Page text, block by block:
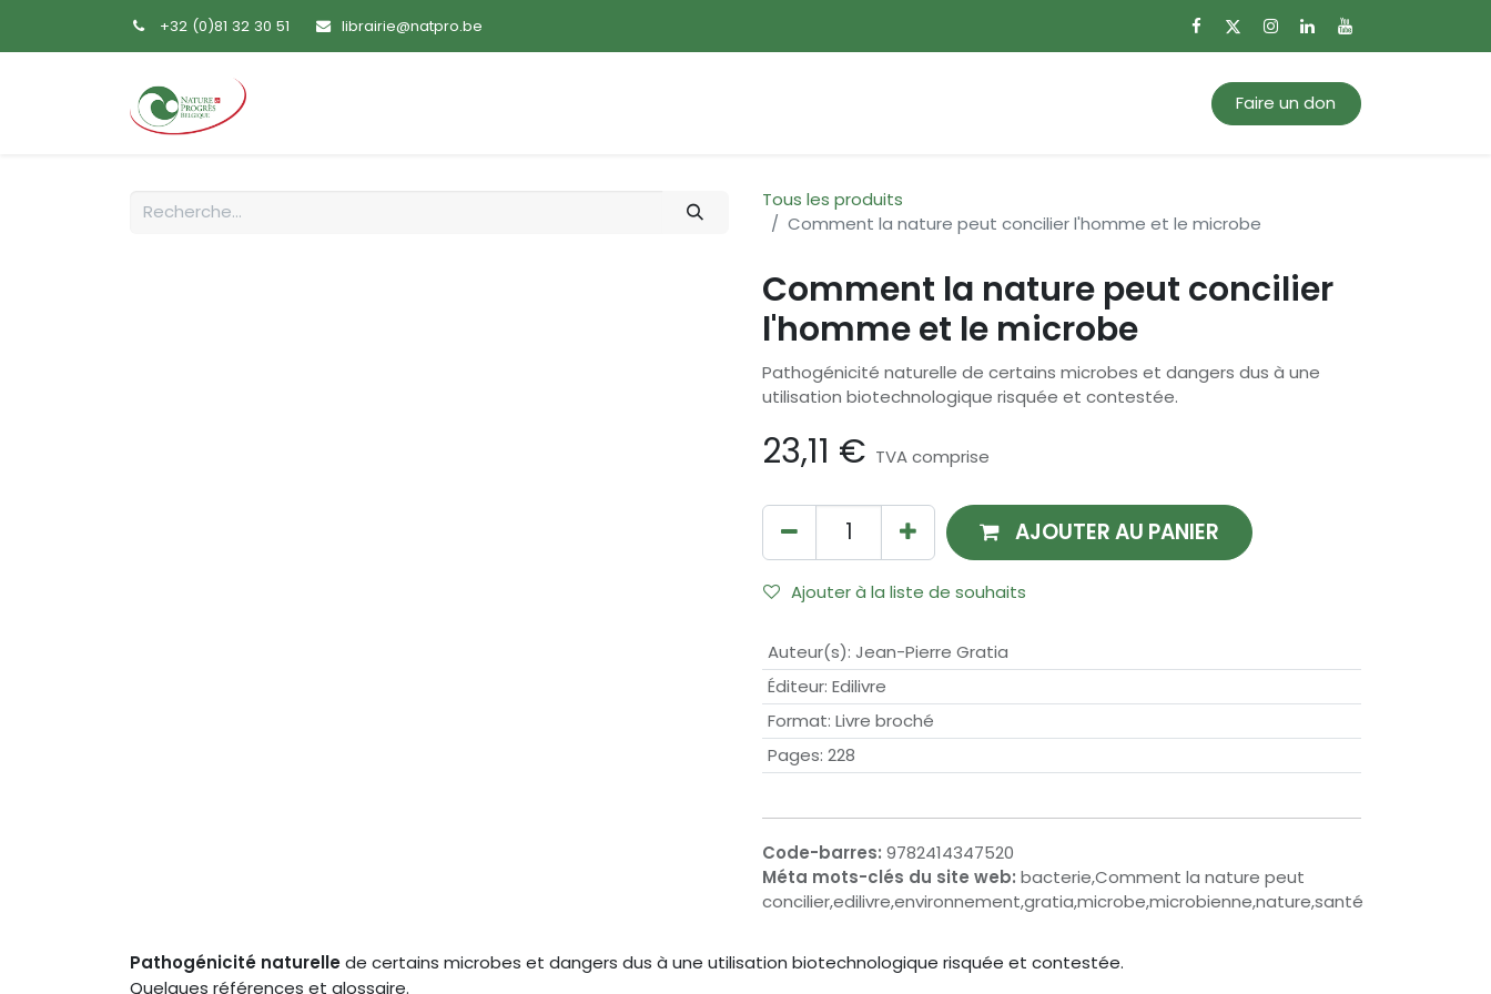
+32 (0)81 32 30 51 librairie@natpro.be
Faire un don
Tous les produits
Comment la nature peut concilier l'homme et le microbe
Comment la nature peut concilier
l'homme et le microbe
Pathogénicité naturelle de certains microbes et dangers dus à une
utilisation biotechnologique risquée et contestée.
23,11 € TVA comprise
AJOUTER AU PANIER
Ajouter à la liste de souhaits
Auteur(s): Jean-Pierre Gratia
Éditeur: Edilivre
Format: Livre broché
Pages: 228
Code-barres: 9782414347520
Méta mots-clés du site web: bacterie,Comment la nature peut
concilier,edilivre,environnement,gratia,microbe,microbienne,nature,santé
Pathogénicité naturellede certains microbes et dangers dus à une utilisation biotechnologique risquée et contestée.
Quelques références et glossaire.